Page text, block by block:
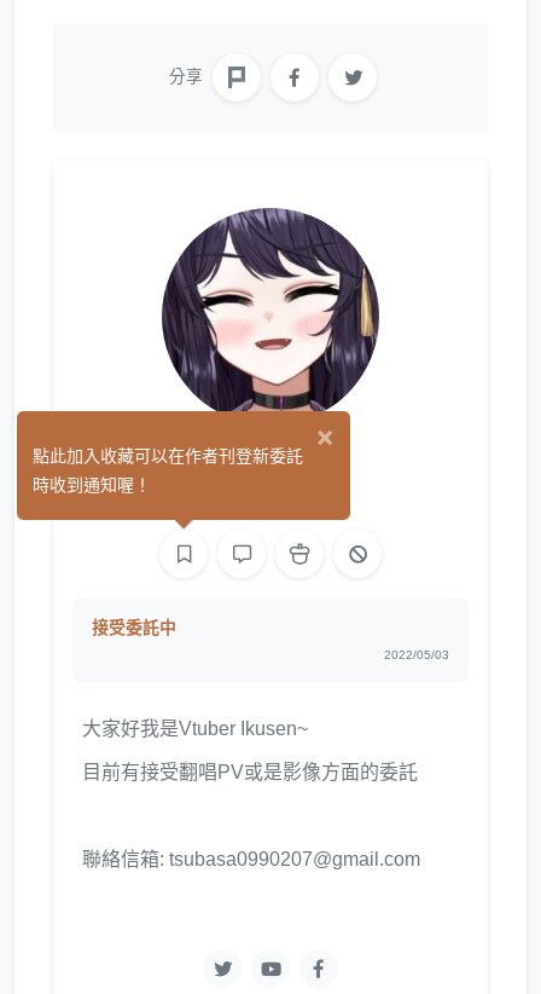
分享
Ikusen
接受委託中
2022/05/03
大家好我是Vtuber Ikusen~
目前有接受翻唱PV或是影像方面的委託
聯絡信箱: tsubasa0990207@gmail.com
×
點此加入收藏可以在作者刊登新委託
時收到通知喔！